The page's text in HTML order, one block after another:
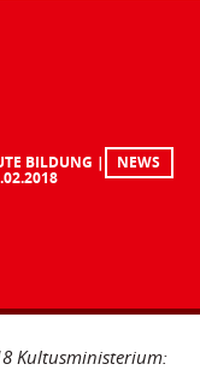
BILDUNG NEWS
Kultusministerium: